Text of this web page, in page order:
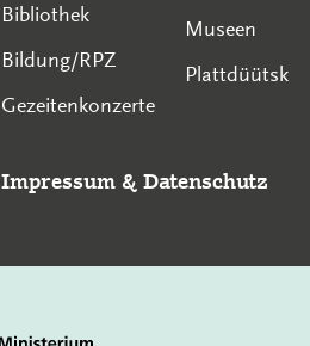
Bibliothek
Bildung/RPZ
Gezeitenkonzerte
Museen
Plattdüütsk
Impressum & Datenschutz